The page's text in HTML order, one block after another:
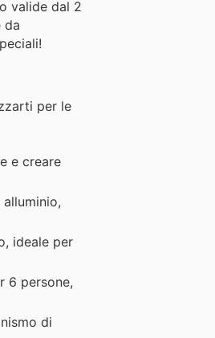
valide dal 2
da
per le
e creare
ideale per
6 persone,
di